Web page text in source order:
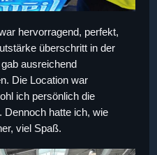
hervorragend, perfekt,
überschritt in der
ausreichend
Die Location war
ich persönlich die
Dennoch hatte ich, wie
viel Spaß.